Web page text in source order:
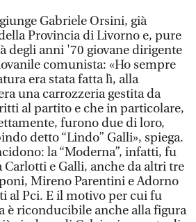
Gabriele Orsini, già
Provincia di Livorno e, pure
degli anni '70 giovane dirigente
comunista: «Ho sempre
era stata fatta lì, alla
una carrozzeria gestita da
al partito e che in particolare,
furono due di loro,
detto “Lindo” Galli», spiega.
la “Moderna”, infatti, fu
e Galli, anche da altri tre
Mireno Parentini e Adorno
al Pci. E il motivo per cui fu
è riconducibile anche alla figura